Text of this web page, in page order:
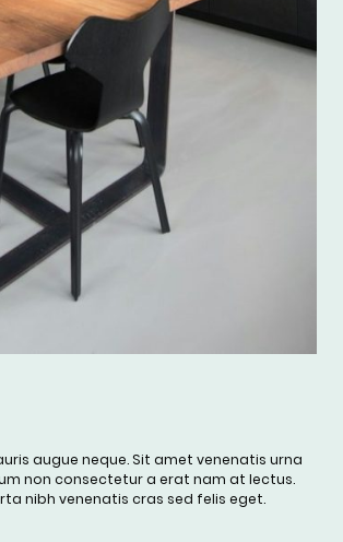
augue neque. Sit amet venenatis urna
non consectetur a erat nam at lectus.
nibh venenatis cras sed felis eget.